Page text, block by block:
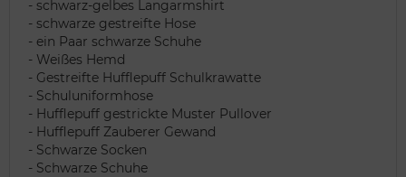
- schwarz-gelbes Langarmshirt
- schwarze gestreifte Hose
- ein Paar schwarze Schuhe
- Weißes Hemd
- Gestreifte Hufflepuff Schulkrawatte
- Schuluniformhose
- Hufflepuff gestrickte Muster Pullover
- Hufflepuff Zauberer Gewand
- Schwarze Socken
- Schwarze Schuhe